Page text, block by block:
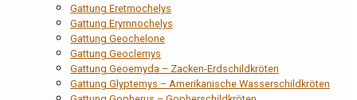
Gattung Eretmochelys
Gattung Erymnochelys
Gattung Geochelone
Gattung Geoclemys
Gattung Geoemyda – Zacken-Erdschildkröten
Gattung Glyptemys – Amerikanische Wasserschildkröten